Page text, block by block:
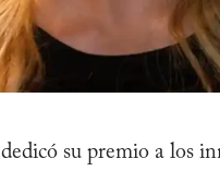
su premio a los